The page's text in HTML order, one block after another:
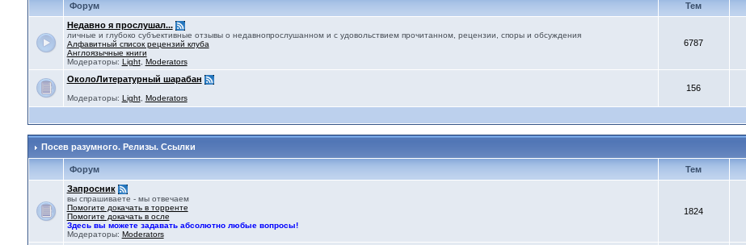
Форум Тем
Недавно я прослушал...
личные и глубоко субъективные отзывы о недавнопрослушанном и с удовольствием прочитанном, рецензии, споры и обсуждения
Алфавитный список рецензий клуба
Англоязычные книги
Модераторы: Light, Moderators
6787
ОколоЛитературный шарабан
Модераторы: Light, Moderators
156
Посев разумного. Релизы. Ссылки
Форум Тем
Запросник
вы спрашиваете - мы отвечаем
Помогите докачать в торренте
Помогите докачать в осле
Здесь вы можете задавать абсолютно любые вопросы!
Модераторы: Moderators
1824